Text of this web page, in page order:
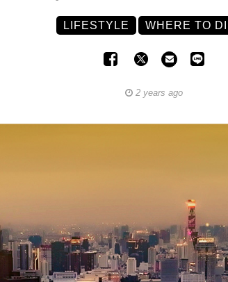
LIFESTYLE WHERE TO
2 years ago